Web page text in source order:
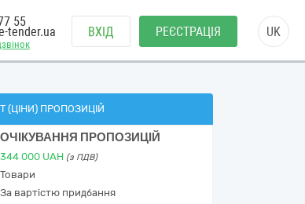
55
tender.ua ВХІД РЕЄСТРАЦІЯ UK
(ЦІНИ) ПРОПОЗИЦІЙ
ОЧІКУВАННЯ ПРОПОЗИЦІЙ
344 000 UAH (з ПДВ)
Товари
За вартістю придбання